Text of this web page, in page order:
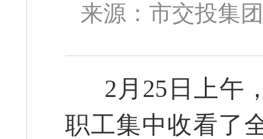
来源：市交投集
2月25日上午
职工集中收看了